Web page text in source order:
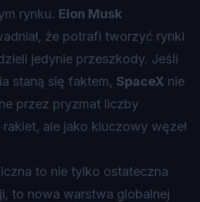
rynku. Elon Musk
że potrafi tworzyć rynki
jedynie przeszkody. Jeśli
staną się faktem, SpaceX nie
przez pryzmat liczby
ale jako kluczowy węzeł
to nie tylko ostateczna
to nowa warstwa globalnej